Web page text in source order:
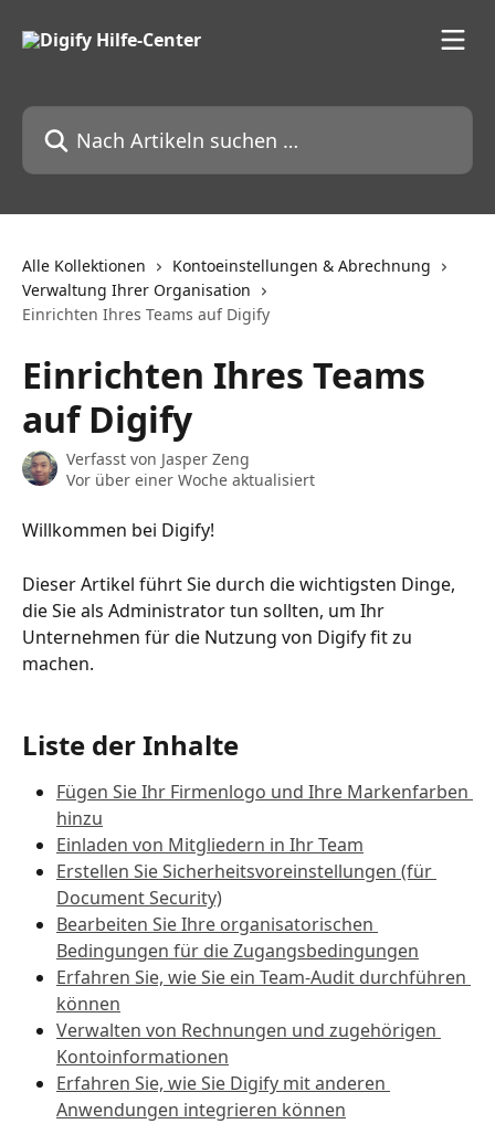
Nach Artikeln suchen …
Alle Kollektionen
Kontoeinstellungen & Abrechnung
Verwaltung Ihrer Organisation
Einrichten Ihres Teams auf Digify
Einrichten Ihres Teams
auf Digify
Verfasst von Jasper Zeng
Vor über einer Woche aktualisiert
Willkommen bei Digify!
Dieser Artikel führt Sie durch die wichtigsten Dinge,
die Sie als Administrator tun sollten, um Ihr
Unternehmen für die Nutzung von Digify fit zu
machen.
Liste der Inhalte
Fügen Sie Ihr Firmenlogo und Ihre Markenfarben
hinzu
Einladen von Mitgliedern in Ihr Team
Erstellen Sie Sicherheitsvoreinstellungen (für
Document Security)
Bearbeiten Sie Ihre organisatorischen
Bedingungen für die Zugangsbedingungen
Erfahren Sie, wie Sie ein Team-Audit durchführen
können
Verwalten von Rechnungen und zugehörigen
Kontoinformationen
Erfahren Sie, wie Sie Digify mit anderen
Anwendungen integrieren können